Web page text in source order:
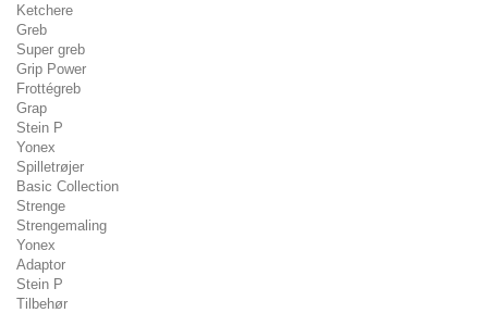
Ketchere
Greb
Super greb
Grip Power
Frottégreb
Grap
Stein P
Yonex
Spilletrøjer
Basic Collection
Strenge
Strengemaling
Yonex
Adaptor
Stein P
Tilbehør